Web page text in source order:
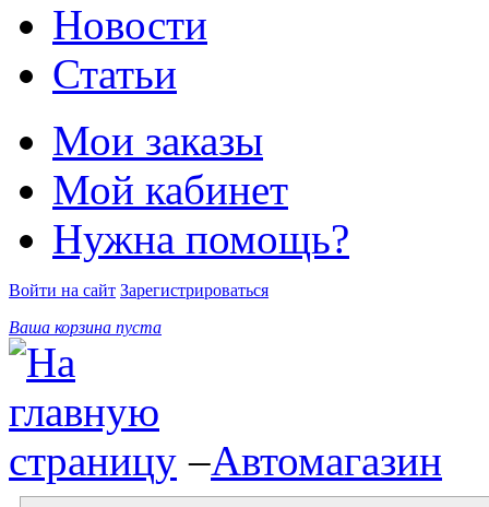
Новости
Статьи
Мои заказы
Мой кабинет
Нужна помощь?
Войти на сайт Зарегистрироваться
Ваша корзина пуста
–Автомагазин